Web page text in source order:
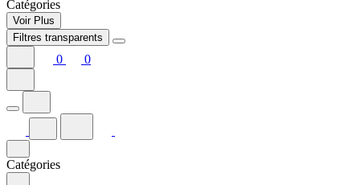
Catégories
Voir Plus
Filtres transparents
0 0
Catégories